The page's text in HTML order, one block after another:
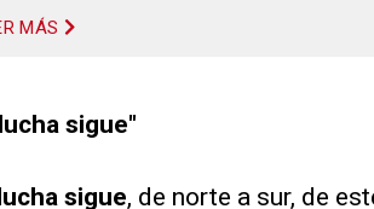
MÁS
sigue"
sigue, de norte a sur, de